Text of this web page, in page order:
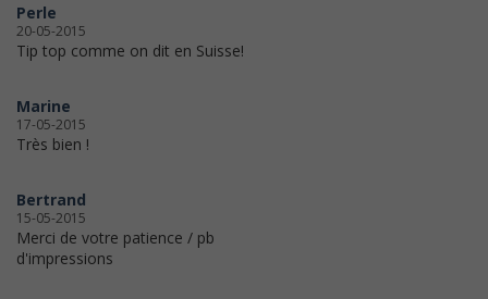
Perle
20-05-2015
Tip top comme on dit en Suisse!
Marine
17-05-2015
Très bien !
Bertrand
15-05-2015
Merci de votre patience / pb
d'impressions